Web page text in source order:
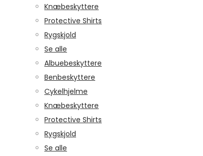
Knæbeskyttere
Protective Shirts
Rygskjold
Se alle
Albuebeskyttere
Benbeskyttere
Cykelhjelme
Knæbeskyttere
Protective Shirts
Rygskjold
Se alle